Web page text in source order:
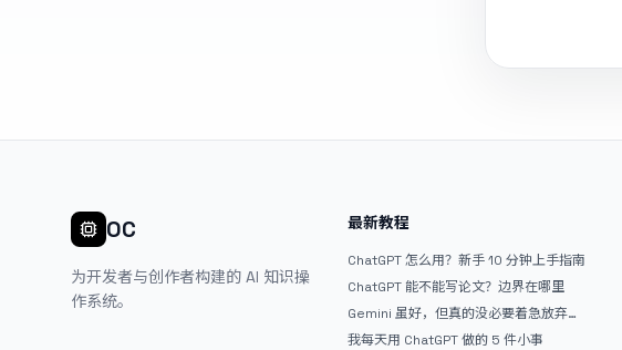
OC
为开发者与创作者构建的 AI 知识操
作系统。
最新教程
ChatGPT 怎么用？新手 10 分钟上手指南
ChatGPT 能不能写论文？边界在哪里
Gemini 虽好，但真的没必要着急放弃
ChatGPT
我每天用 ChatGPT 做的 5 件小事